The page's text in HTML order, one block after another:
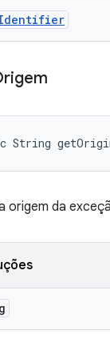
String
origem da